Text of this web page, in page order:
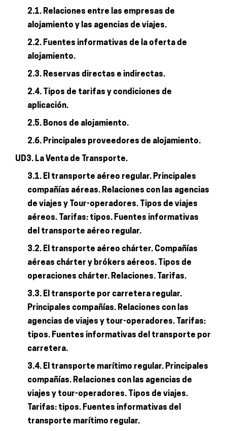
2.1. Relaciones entre las empresas de
alojamiento y las agencias de viajes.
2.2. Fuentes informativas de la oferta de
alojamiento.
2.3. Reservas directas e indirectas.
2.4. Tipos de tarifas y condiciones de
aplicación.
2.5. Bonos de alojamiento.
2.6. Principales proveedores de alojamiento.
UD3. La Venta de Transporte.
3.1. El transporte aéreo regular. Principales
compañías aéreas. Relaciones con las agencias
de viajes y Tour-operadores. Tipos de viajes
aéreos. Tarifas: tipos. Fuentes informativas
del transporte aéreo regular.
3.2. El transporte aéreo chárter. Compañías
aéreas chárter y brókers aéreos. Tipos de
operaciones chárter. Relaciones. Tarifas.
3.3. El transporte por carretera regular.
Principales compañías. Relaciones con las
agencias de viajes y tour-operadores. Tarifas:
tipos. Fuentes informativas del transporte por
carretera.
3.4. El transporte marítimo regular. Principales
compañías. Relaciones con las agencias de
viajes y tour-operadores. Tipos de viajes.
Tarifas: tipos. Fuentes informativas del
transporte marítimo regular.